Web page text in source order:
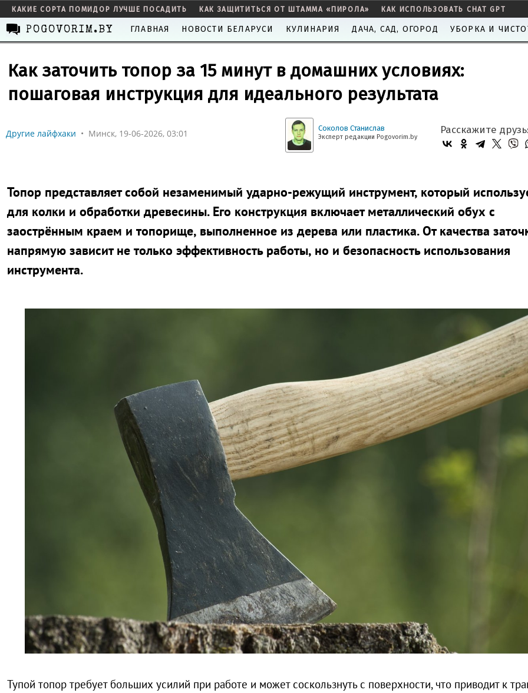
КАКИЕ СОРТА ПОМИДОР ЛУЧШЕ ПОСАДИТЬ КАК ЗАЩИТИТЬСЯ ОТ ШТАММА «ПИРОЛА» КАК ИСПОЛЬЗОВАТЬ CHAT GPT
POGOVORIM.BY ГЛАВНАЯ НОВОСТИ БЕЛАРУСИ КУЛИНАРИЯ ДАЧА, САД, ОГОРОД УБОРКА И
Как заточить топор за 15 минут в домашних условиях:
пошаговая инструкция для идеального результата
Другие лайфхаки • Минск, 19-06-2026, 03:01 Соколов Станислав
Эксперт редакции Pogovorim.by
Расскажите
Топор представляет собой незаменимый ударно-режущий инструмент, который
для колки и обработки древесины. Его конструкция включает металлический обух с
заострённым краем и топорище, выполненное из дерева или пластика. От качества
напрямую зависит не только эффективность работы, но и безопасность использования
инструмента.
Тупой топор требует больших усилий при работе и может соскользнуть с поверхности, что приводит к